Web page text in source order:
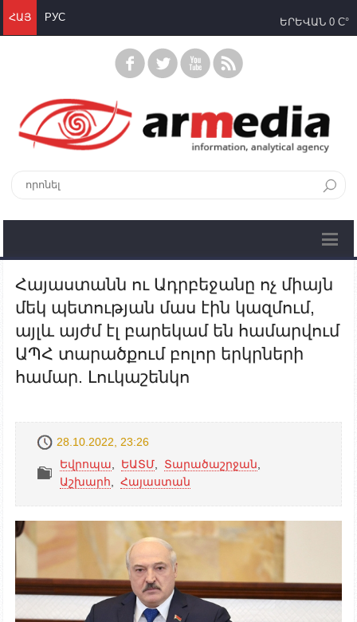
ՀԱՅ РУС ԵՐԵՎԱՆ 0 C°
Հայաստանն ու Ադրբեջանը ոչ միայն
մեկ պետության մաս էին կազմում,
այլև այժմ էլ բարեկամ են համարվում
ԱՊՀ տարածքում բոլոր երկրների
համար. Լուկաշենկո
28.10.2022, 23:26
Եվրոպա
ԵԱՏՄ Տարածաշրջան
Աշխարհ
Հայաստան